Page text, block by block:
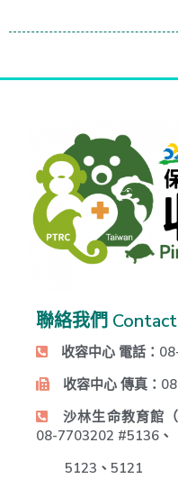
聯絡我們
收容中心 電話：
收容中心 傳真：
沙林生命教育館
08-7703202 #5136、
5123、5121